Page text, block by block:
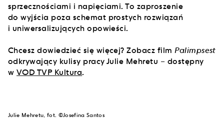
sprzecznościami i napięciami. To zaproszenie
do wyjścia poza schemat prostych rozwiązań
i uniwersalizujących opowieści.
Chcesz dowiedzieć się więcej? Zobacz filmPalimpsest
odkrywający kulisy pracy Julie Mehretu – dostępny
w VOD TVP Kultura.
Julie Mehretu, fot. ©Josefina Santos